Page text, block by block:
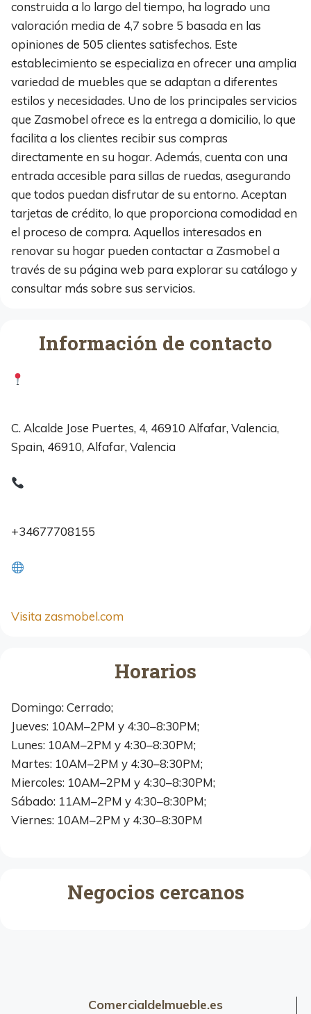
construida a lo largo del tiempo, ha logrado una
valoración media de 4,7 sobre 5 basada en las
opiniones de 505 clientes satisfechos. Este
establecimiento se especializa en ofrecer una amplia
variedad de muebles que se adaptan a diferentes
estilos y necesidades. Uno de los principales servicios
que Zasmobel ofrece es la entrega a domicilio, lo que
facilita a los clientes recibir sus compras
directamente en su hogar. Además, cuenta con una
entrada accesible para sillas de ruedas, asegurando
que todos puedan disfrutar de su entorno. Aceptan
tarjetas de crédito, lo que proporciona comodidad en
el proceso de compra. Aquellos interesados en
renovar su hogar pueden contactar a Zasmobel a
través de su página web para explorar su catálogo y
consultar más sobre sus servicios.
Información de contacto
C. Alcalde Jose Puertes, 4, 46910 Alfafar, Valencia,
Spain, 46910, Alfafar, Valencia
+34677708155
Visita zasmobel.com
Horarios
Domingo: Cerrado;
Jueves: 10AM–2PM y 4:30–8:30PM;
Lunes: 10AM–2PM y 4:30–8:30PM;
Martes: 10AM–2PM y 4:30–8:30PM;
Miercoles: 10AM–2PM y 4:30–8:30PM;
Sábado: 11AM–2PM y 4:30–8:30PM;
Viernes: 10AM–2PM y 4:30–8:30PM
Negocios cercanos
Comercialdelmueble.es